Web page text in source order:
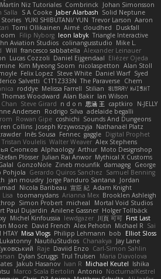
Martín Niz Tutoriales Combrinck Johan Simonsson
Salla S A Cooke Jaber Alarbash Solid Neptune
YUKI SHIBUTANI/ YUN Trevor Larson Aaron
Tomi Ollikainen Aimé cloudhed
Duskfall
Filip Nyborg leon labyk Triangle Interactive
Aviation Studios colinangusstudio Mike L.
Will francesco sabbatella Alexander Leinauer
Lucas Cozzoli Daniel Eijgendaal Eliézer Ojeda
Kim Myeong Soom nicolaspetton Alan Stoll
Felix Lopez Steve White Daniel Warf Syed
Salvetti C1T1Z333N The Paraverse Chem
roddye Melissa Farrell Stilian ꌃ꒒ꀎꋪꋪꌩ ꀘꈤꀤꁅꃅ꓄
Thomas Woodward Alan Bakir Ian Wilson
Chan Steve Girard n d o n 思涵 王 captkiro
N-JELLY
Andersen Rodrigo Silva adelaide begalli
Rowan Gipe coshichi Sounds And Dungeons
Collins Joseph Krzywoszyja Nathanaël Platz
Inês Sousa Fennec gaggle Digital Prophet
Tristan Voulelis Walter Weaver Alex Stephens
Снопков Alphaology Arthur Moto Designshop
Plösser Julian Rai Anwor Mythical X Customs
GonzoNole Zineb mounfik damageg George
Pohjola Gerardo Quiros Sanchez Samuel Benning
jan moudry Jorge Panduro Santana
Jordan
Nicola Baribeau 宣臣 紀 Adam Knight
Lisa toomanydans Arianna Mex Brooklen Ashleigh
Simon Probert micheal
Mortal Void Studios
Paul Dujardin Anilene Gassner Holger Tollbäck
Michel Kinfoussia lewdgazer 川頁 可可 First Last
Moore David French Alex Pehotin Michael R Sai
HTAY Misa Vlogs Philipp Lehmann bob
Elliot Sloss
Lukatonny NautiluStudios Chanakya
Jay Lane
Raje Daviid Enzo Carl-Simon Sahlin
Dylan Scruggs Trul Trulsen
Maria Diavolova
Jakub Hasanov Ivan R Michael Keutel Ishika
Marco Scala Bertolin Antonio NocturnalKestrel